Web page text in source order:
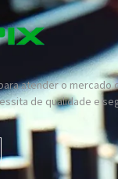
atender o mercado
de qualidade e